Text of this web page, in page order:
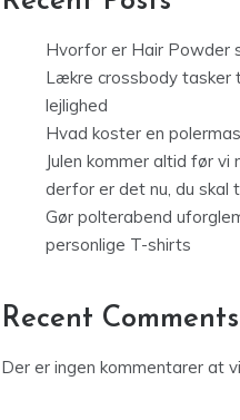
Hvorfor er Hair Powder
Lækre crossbody tasker
lejlighed
Hvad koster en
Julen kommer altid før vi
derfor er det nu, du skal
Gør polterabend
personlige T-shirts
Recent Comments
Der er ingen kommentarer at